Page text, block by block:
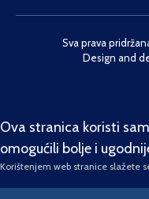
Sva prava
Design and
Ova stranica koristi
omogućili bolje i
Korištenjem web stranice slažete